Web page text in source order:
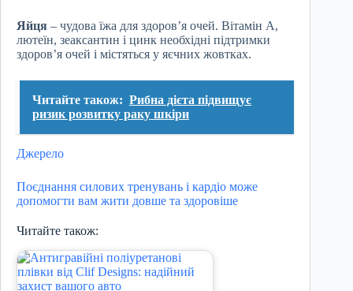
Яйця – чудова їжа для здоров’я очей. Вітамін А,
лютеїн, зеаксантин і цинк необхідні підтримки
здоров’я очей і містяться у яєчних жовтках.
Читайте також: Рибна дієта підвищує
ризик розвитку раку шкіри
Джерело
Поєднання силових тренувань і кардіо може
допомогти вам жити довше та здоровіше
Читайте також: